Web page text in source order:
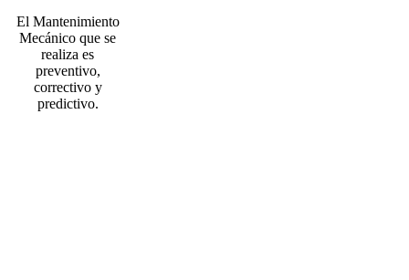
El Mantenimiento
Mecánico que se
realiza es
preventivo,
correctivo y
predictivo.